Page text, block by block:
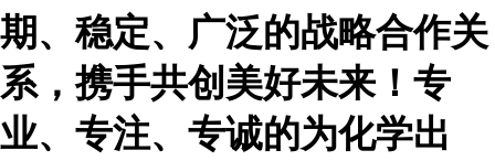
期、稳定、广泛的战略合作关
系，携手共创美好未来！专
业、专注、专诚的为化学出